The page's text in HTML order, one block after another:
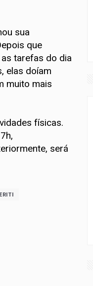
sua
que
tarefas do dia
elas doíam
muito mais
físicas.
será